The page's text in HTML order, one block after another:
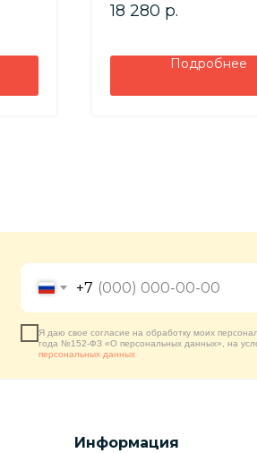
18 280 р.
Подробнее
+7
Я даю свое согласие на обработку моих
года №152-ФЗ «О персональных данных», на
персональных данных
Информация